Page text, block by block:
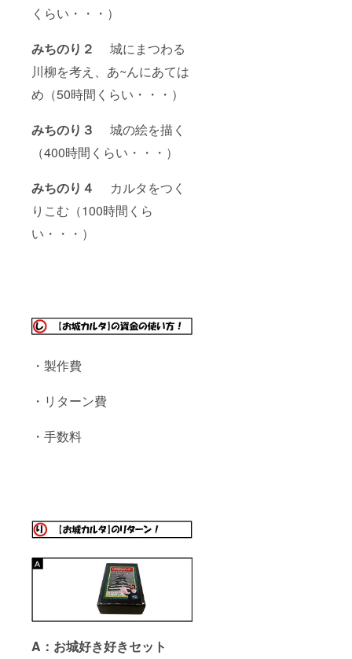
くらい・・・）
みちのり２
城にまつわる
川柳を考え、あ~んにあては
め（50時間くらい・・・）
みちのり３ 城の絵を描く
（400時間くらい・・・）
みちのり４ カルタをつく
りこむ（100時間くら
い・・・）
・製作費
・リターン費
・手数料
A：お城好き好きセット